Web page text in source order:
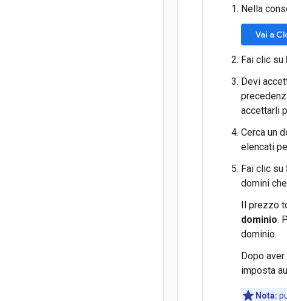
Nella
Vai a
Fai clic su
Devi
accettarli
Cerca un
elencati
Fai clic su
domini
Il prezzo
dominio.
dominio.
Dopo
imposta
Nota: